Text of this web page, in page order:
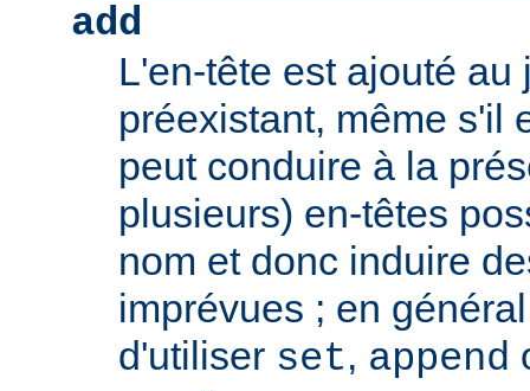
add
L'en-tête est ajouté au
préexistant, même s'il
peut conduire à la
plusieurs) en-têtes
nom et donc induire
imprévues ; en
d'utiliser set, append